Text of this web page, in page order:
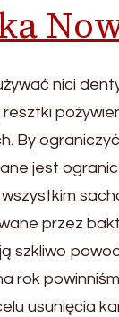
nici
By
jest
przez
szkliwo
rok
usunięcia